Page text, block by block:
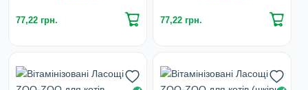
77,22 грн. 77,22 грн.